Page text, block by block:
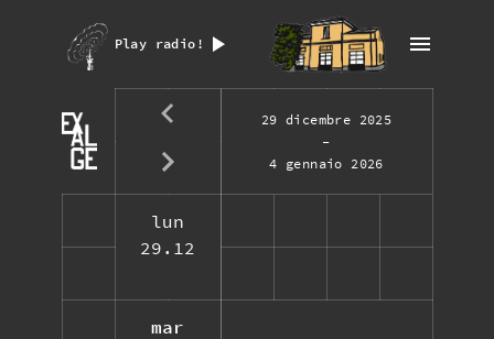
Play radio!
29 dicembre 2025
-
4 gennaio 2026
lun
29.12
mar